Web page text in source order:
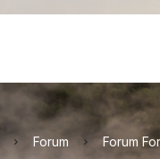
Forum Forum